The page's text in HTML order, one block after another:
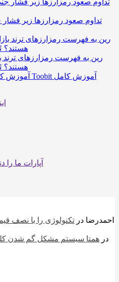
تداوم صعود رمزارزها زیر
رین به فهرست رمزارزهای ترند
پشت صعود قیمت RAIN هستند؟
آموزش کامل
آپارات ما را
احمدرضا در تکنولوژی را با نصف
در همتا سیستم مشکل گم شدن